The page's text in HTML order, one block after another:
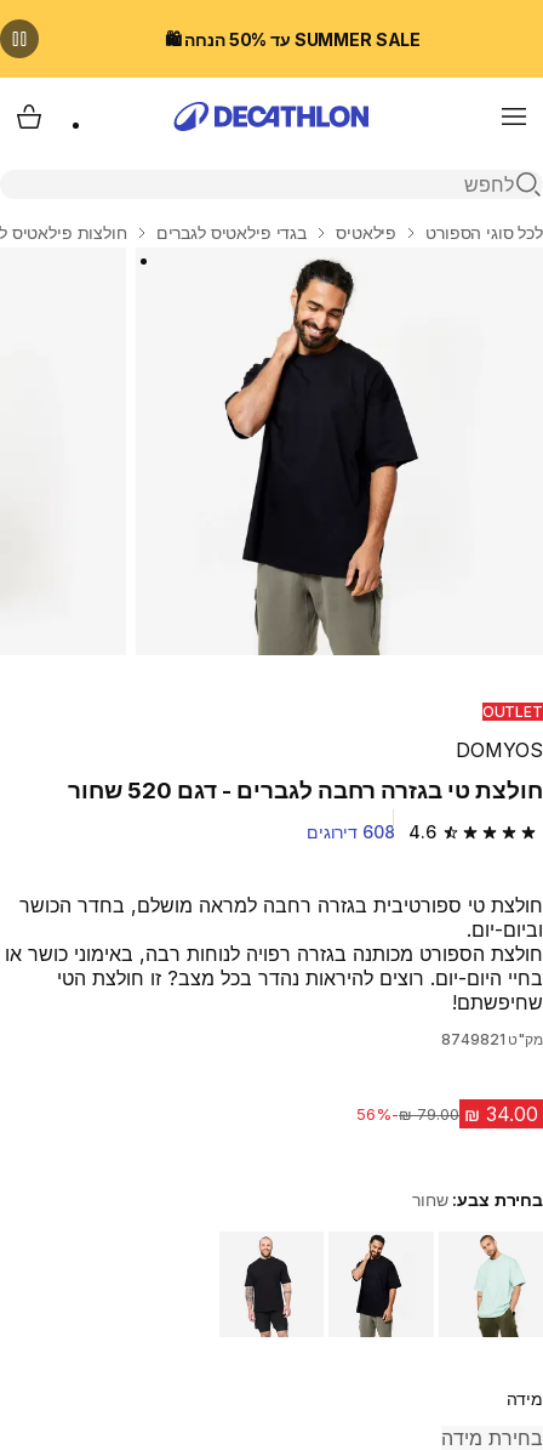
SUMMER SALE עד 50% הנחה 🛍️
Menu
פתיחת חיפוש
בית
לכל סוגי הספורט פילאטיס בגדי פילאטיס לגברים חולצות פילאטיס
Play Video
OUTLET
DOMYOS
חולצת טי בגזרה רחבה לגברים - דגם 520 שחור
4.6 4.6 out of 5 stars from 608 reviews 608 דירוגים
חולצת טי ספורטיבית בגזרה רחבה למראה מושלם, בחדר הכושר
וביום-יום.
חולצת הספורט מכותנה בגזרה רפויה לנוחות רבה, באימוני כושר או
בחיי היום-יום. רוצים להיראות נהדר בכל מצב? זו חולצת הטי
שחיפשתם!
מק"ט 8749821
מחיר לפני הנחה
-56%
בחירת צבע:שחור
Choose a variant
מידה